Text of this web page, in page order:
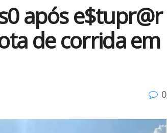
após e$tupr@r
de corrida em
0